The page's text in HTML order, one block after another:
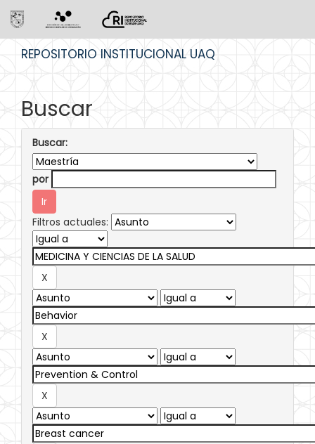
REPOSITORIO INSTITUCIONAL UAQ
Buscar
Buscar:
por
Filtros actuales: